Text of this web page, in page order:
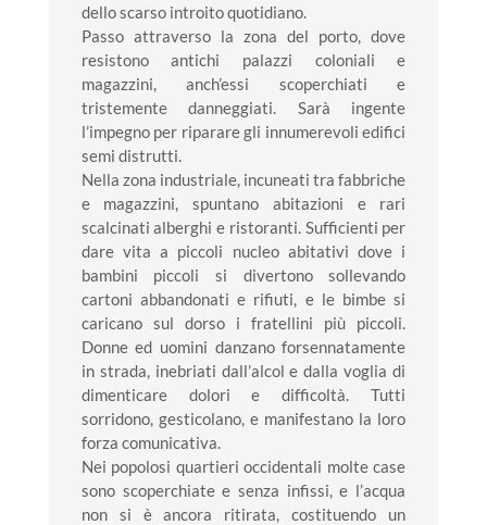
dello scarso introito quotidiano.
Passo attraverso la zona del porto, dove
resistono antichi palazzi coloniali e
magazzini, anch’essi scoperchiati e
tristemente danneggiati. Sarà ingente
l’impegno per riparare gli innumerevoli edifici
semi distrutti.
Nella zona industriale, incuneati tra fabbriche
e magazzini, spuntano abitazioni e rari
scalcinati alberghi e ristoranti. Sufficienti per
dare vita a piccoli nucleo abitativi dove i
bambini piccoli si divertono sollevando
cartoni abbandonati e rifiuti, e le bimbe si
caricano sul dorso i fratellini più piccoli.
Donne ed uomini danzano forsennatamente
in strada, inebriati dall’alcol e dalla voglia di
dimenticare dolori e difficoltà. Tutti
sorridono, gesticolano, e manifestano la loro
forza comunicativa.
Nei popolosi quartieri occidentali molte case
sono scoperchiate e senza infissi, e l’acqua
non si è ancora ritirata, costituendo un